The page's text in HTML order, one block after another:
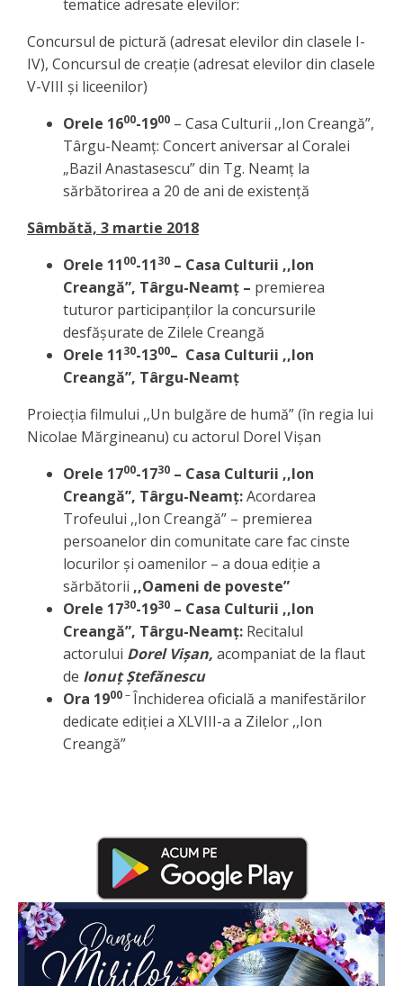
tematice adresate elevilor:
Concursul de pictură (adresat elevilor din clasele I-
IV), Concursul de creație (adresat elevilor din clasele
V-VIII și liceenilor)
Orele 1600-1900 – Casa Culturii ,,Ion Creangă”,
Târgu-Neamț: Concert aniversar al Coralei
„Bazil Anastasescu” din Tg. Neamț la
sărbătorirea a 20 de ani de existență
Sâmbătă, 3 martie 2018
Orele 1100-1130 – Casa Culturii ,,Ion
Creangă”, Târgu-Neamț – premierea
tuturor participanților la concursurile
desfășurate de Zilele Creangă
Orele 1130-1300– Casa Culturii ,,Ion
Creangă”, Târgu-Neamț
Proiecția filmului ,,Un bulgăre de humă” (în regia lui
Nicolae Mărgineanu) cu actorul Dorel Vișan
Orele 1700-1730 – Casa Culturii ,,Ion
Creangă”, Târgu-Neamț:Acordarea
Trofeului ,,Ion Creangă” – premierea
persoanelor din comunitate care fac cinste
locurilor și oamenilor – a doua ediție a
sărbătorii ,,Oameni de poveste”
Orele 1730-1930 – Casa Culturii ,,Ion
Creangă”, Târgu-Neamț: Recitalul
actorului Dorel Vișan, acompaniat de la flaut
de Ionuț Ștefănescu
Ora 1900–Închiderea oficială a manifestărilor
dedicate ediției a XLVIII-a a Zilelor ,,Ion
Creangă”